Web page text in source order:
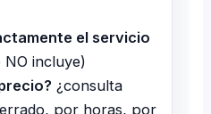
el servicio
NO incluye)
¿consulta
por horas, por